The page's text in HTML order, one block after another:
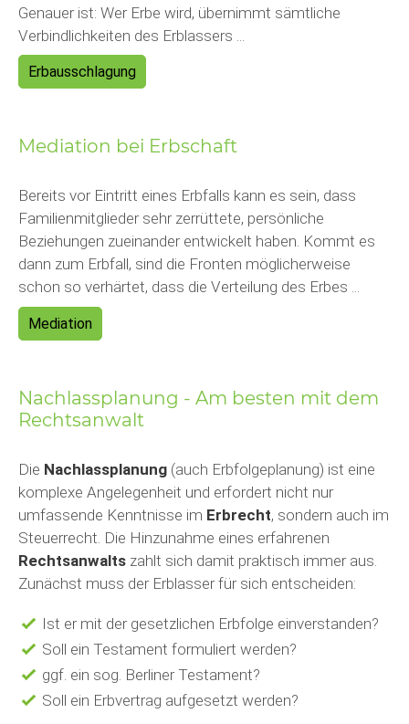
Genauer ist: Wer Erbe wird, übernimmt sämtliche
Verbindlichkeiten des Erblassers ...
Erbausschlagung
Mediation bei Erbschaft
Bereits vor Eintritt eines Erbfalls kann es sein, dass
Familienmitglieder sehr zerrüttete, persönliche
Beziehungen zueinander entwickelt haben. Kommt es
dann zum Erbfall, sind die Fronten möglicherweise
schon so verhärtet, dass die Verteilung des Erbes ...
Mediation
Nachlassplanung - Am besten mit dem
Rechtsanwalt
Die Nachlassplanung (auch Erbfolgeplanung) ist eine
komplexe Angelegenheit und erfordert nicht nur
umfassende Kenntnisse im Erbrecht, sondern auch im
Steuerrecht. Die Hinzunahme eines erfahrenen
Rechtsanwalts zahlt sich damit praktisch immer aus.
Zunächst muss der Erblasser für sich entscheiden:
Ist er mit der gesetzlichen Erbfolge einverstanden?
Soll ein Testament formuliert werden?
ggf. ein sog. Berliner Testament?
Soll ein Erbvertrag aufgesetzt werden?